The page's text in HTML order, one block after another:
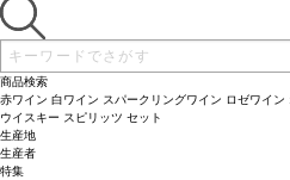
しいペイストリーやキッシュ デザート：新
どフルーツのデザート、パンナコッタやフル
ヴィンテージが在庫切れの場合、在庫があ
ンテージに変更されます、ご了承ください。
ャルキュトリ、軽いブルスケッタやクロステ
ット、サラダやシーフードのセビーチェ、
肉や七面鳥などの白身肉をじっくりと煮込
しいペイストリーやキッシュ デザート：新
どフルーツのデザート、パンナコッタやフ
ヴィンテージが在庫切れの場合、在庫があ
ンテージに変更されます、ご了承ください。
商品検索
赤ワイン 白ワイン スパークリングワイン ロゼワイン
ウイスキー スピリッツ セット
生産地
生産者
特集